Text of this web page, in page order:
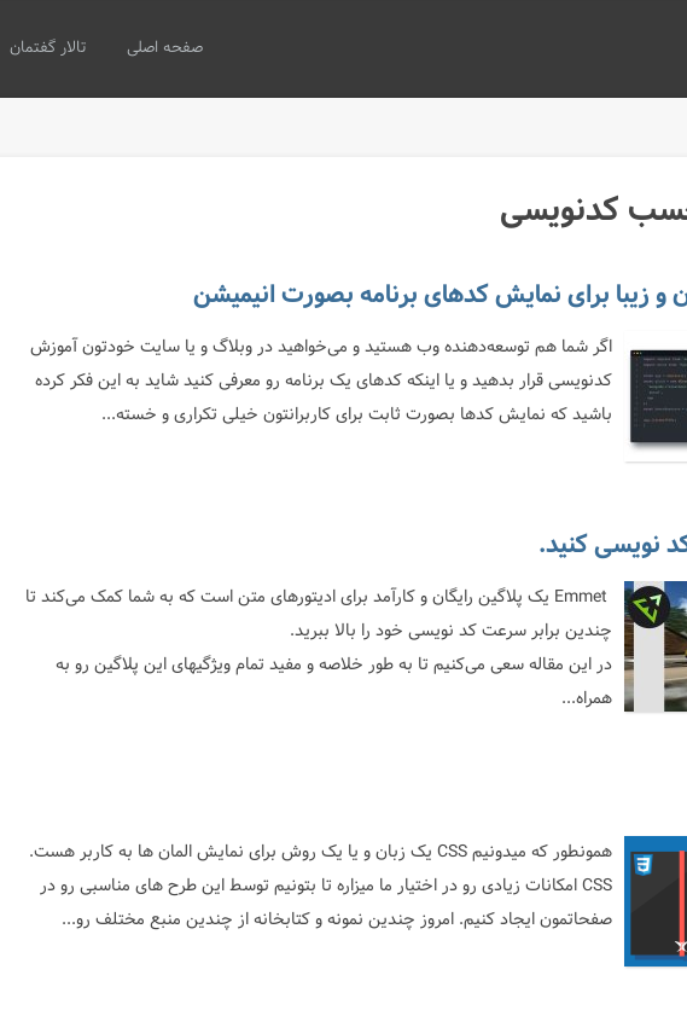
صفحه اصلی تالار گفتمان
کدنویسی
و زیبا برای نمایش کدهای برنامه بصورت انیمیشن
اگر شما هم توسعه‌دهنده وب هستید و می‌خواهید در وبلاگ و یا سایت خودتون آموزش
کدنویسی قرار بدهید و یا اینکه کدهای یک برنامه رو معرفی کنید شاید به این فکر کرده
باشید که نمایش کدها بصورت ثابت برای کاربرانتون خیلی تکراری و خسته...
Emmet یک پلاگین رایگان و کارآمد برای ادیتورهای متن است که به شما کمک می‌کند تا
چندین برابر سرعت کد نویسی خود را بالا ببرید.
در این مقاله سعی‌ می‌کنیم تا به طور خلاصه و مفید تمام ویژگیهای این پلاگین رو به
همراه...
همونطور که میدونیم CSS یک زبان و یا یک روش برای نمایش المان ها به کاربر هست.
CSS امکانات زیادی رو در اختیار ما میزاره تا بتونیم توسط این طرح های مناسبی رو در
صفحاتمون ایجاد کنیم. امروز چندین نمونه و کتابخانه از چندین منبع مختلف رو...